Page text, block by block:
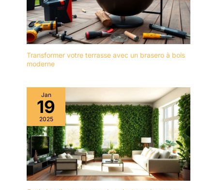
Transformer votre terrasse avec un brasero à bois
moderne
Jan
19
2025